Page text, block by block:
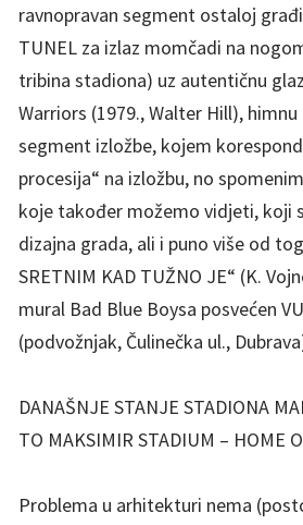
ravnopravan segment ostaloj
TUNEL za izlaz momčadi na
tribina stadiona) uz autentičnu
Warriors (1979., Walter Hill),
segment izložbe, kojem
procesija“ na izložbu, no
koje također možemo vidjeti, koji
dizajna grada, ali i puno više od
SRETNIM KAD TUŽNO JE“ (K.
mural Bad Blue Boysa posvećen
(podvožnjak, Čulinečka ul.,
DANAŠNJE STANJE STADIONA
TO MAKSIMIR STADIUM – HOME
Problema u arhitekturi nema